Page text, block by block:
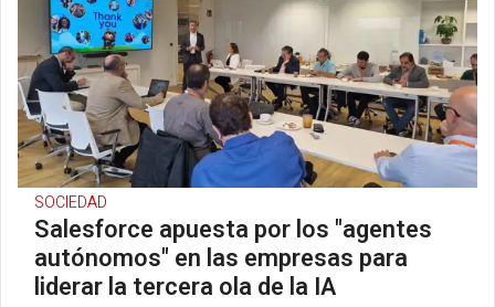
SOCIEDAD
Salesforce apuesta por los "agentes
autónomos" en las empresas para
liderar la tercera ola de la IA